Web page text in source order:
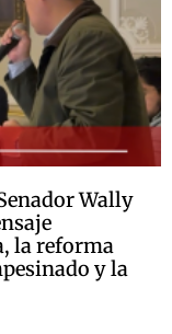
Wally
la reforma
y la